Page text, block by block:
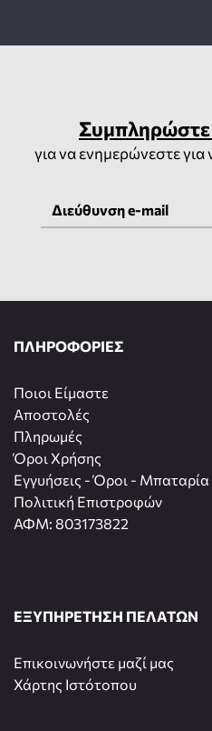
Συμπληρώστε
για να ενημερώνεστε
ΠΛΗΡΟΦΟΡΙΕΣ
Ποιοι Είμαστε
Αποστολές
Πληρωμές
Όροι Χρήσης
Εγγυήσεις - Όροι - Μπαταρία
Πολιτική Επιστροφών
ΑΦΜ: 803173822
ΕΞΥΠΗΡΕΤΗΣΗ ΠΕΛΑΤΩΝ
Επικοινωνήστε μαζί μας
Χάρτης Ιστότοπου